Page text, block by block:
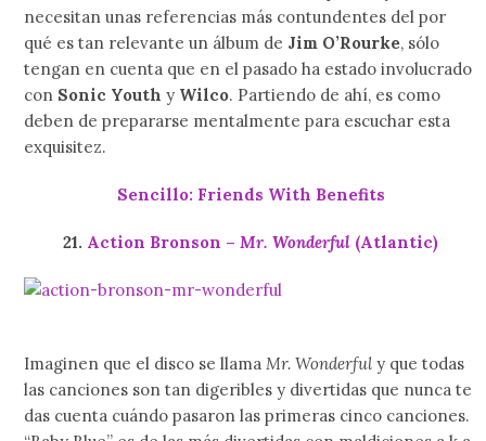
necesitan unas referencias más contundentes del por
qué es tan relevante un álbum de Jim O’Rourke, sólo
tengan en cuenta que en el pasado ha estado involucrado
con Sonic Youth y Wilco. Partiendo de ahí, es como
deben de prepararse mentalmente para escuchar esta
exquisitez.
Sencillo: Friends With Benefits
21. Action Bronson –Mr. Wonderful (Atlantic)
Imaginen que el disco se llamaMr. Wonderful y que todas
las canciones son tan digeribles y divertidas que nunca te
das cuenta cuándo pasaron las primeras cinco canciones.